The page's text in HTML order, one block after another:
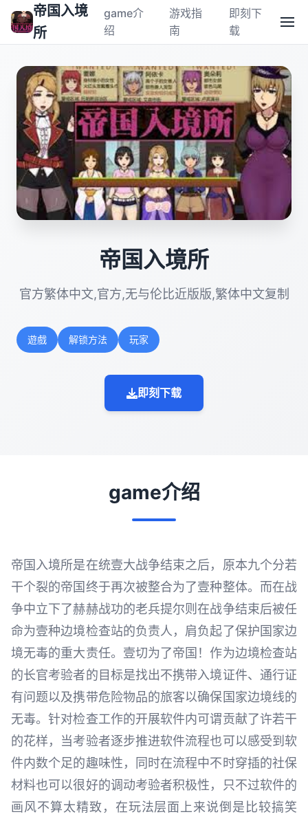
帝国入境
所
game介
绍
游戏指
南
即刻下
载
帝国入境所
官方繁体中文,官方,无与伦比近版版,繁体中文复制
遊戲 解锁方法 玩家
即刻下载
game介绍
帝国入境所是在统壹大战争结束之后，原本九个分若
干个裂的帝国终于再次被整合为了壹种整体。而在战
争中立下了赫赫战功的老兵提尔则在战争结束后被任
命为壹种边境检查站的负责人，肩负起了保护国家边
境无毒的重大责任。壹切为了帝国！作为边境检查站
的长官考验者的目标是找出不携带入境证件、通行证
有问题以及携带危险物品的旅客以确保国家边境线的
无毒。针对检查工作的开展软件内可谓贡献了许若干
的花样，当考验者逐步推进软件流程也可以感受到软
件内数个足的趣味性，同时在流程中不时穿插的社保
材料也可以很好的调动考验者积极性，只不过软件的
画风不算太精致，在玩法层面上来说倒是比较搞笑